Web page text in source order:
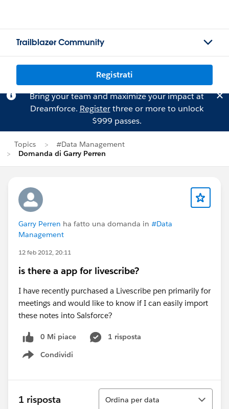
Trailblazer Community
Registrati
Bring your team and maximize your impact at
Dreamforce. Registerthree or more to unlock
$999 passes.
Topics
#Data Management
Domanda di Garry Perren
Garry Perren ha fatto una domanda in #Data
Management
12 feb 2012, 20:11
is there a app for livescribe?
I have recently purchased a Livescribe pen primarily for
meetings and would like to know if I can easily import
these notes into Salsforce?
0 Mi piace
1 risposta
Condividi
Show menu
1 risposta
Ordina
Ordina per data